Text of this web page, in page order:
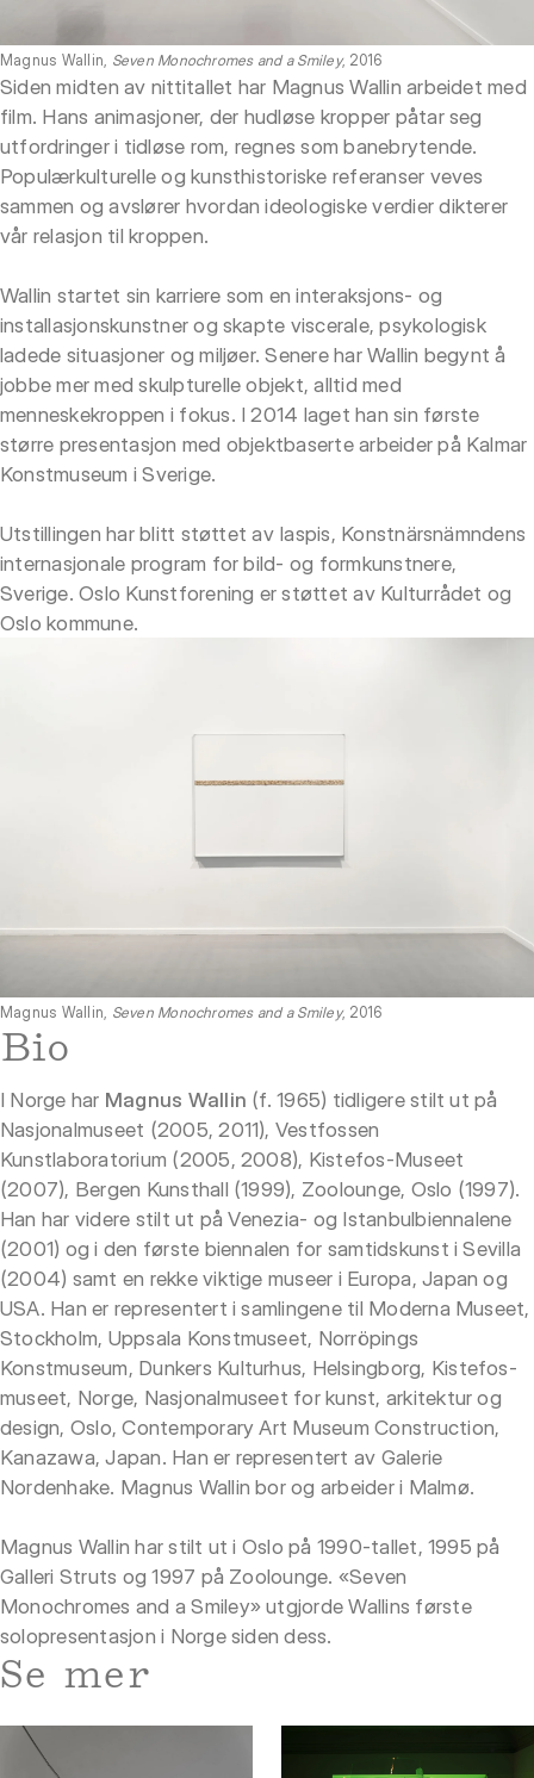
Magnus Wallin, Seven Monochromes and a Smiley, 2016
Siden midten av nittitallet har Magnus Wallin arbeidet med
film. Hans animasjoner, der hudløse kropper påtar seg
utfordringer i tidløse rom, regnes som banebrytende.
Populærkulturelle og kunsthistoriske referanser veves
sammen og avslører hvordan ideologiske verdier dikterer
vår relasjon til kroppen.
Wallin startet sin karriere som en interaksjons- og
installasjonskunstner og skapte viscerale, psykologisk
ladede situasjoner og miljøer. Senere har Wallin begynt å
jobbe mer med skulpturelle objekt, alltid med
menneskekroppen i fokus. I 2014 laget han sin første
større presentasjon med objektbaserte arbeider på Kalmar
Konstmuseum i Sverige.
Utstillingen har blitt støttet av Iaspis, Konstnärsnämndens
internasjonale program for bild- og formkunstnere,
Sverige. Oslo Kunstforening er støttet av Kulturrådet og
Oslo kommune.
Magnus Wallin, Seven Monochromes and a Smiley, 2016
Bio
I Norge har Magnus Wallin (f. 1965) tidligere stilt ut på
Nasjonalmuseet (2005, 2011), Vestfossen
Kunstlaboratorium (2005, 2008), Kistefos-Museet
(2007), Bergen Kunsthall (1999), Zoolounge, Oslo (1997).
Han har videre stilt ut på Venezia- og Istanbulbiennalene
(2001) og i den første biennalen for samtidskunst i Sevilla
(2004) samt en rekke viktige museer i Europa, Japan og
USA. Han er representert i samlingene til Moderna Museet,
Stockholm, Uppsala Konstmuseet, Norröpings
Konstmuseum, Dunkers Kulturhus, Helsingborg, Kistefos-
museet, Norge, Nasjonalmuseet for kunst, arkitektur og
design, Oslo, Contemporary Art Museum Construction,
Kanazawa, Japan. Han er representert av Galerie
Nordenhake. Magnus Wallin bor og arbeider i Malmø.
Magnus Wallin har stilt ut i Oslo på 1990-tallet, 1995 på
Galleri Struts og 1997 på Zoolounge. «Seven
Monochromes and a Smiley» utgjorde Wallins første
solopresentasjon i Norge siden dess.
Se mer